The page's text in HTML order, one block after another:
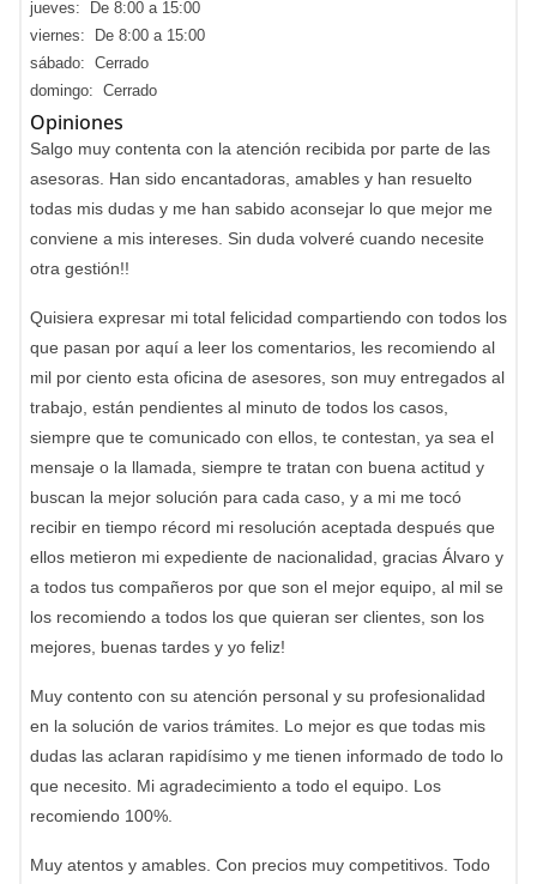
jueves: De 8:00 a 15:00
viernes: De 8:00 a 15:00
sábado: Cerrado
domingo: Cerrado
Opiniones
Salgo muy contenta con la atención recibida por parte de las
asesoras. Han sido encantadoras, amables y han resuelto
todas mis dudas y me han sabido aconsejar lo que mejor me
conviene a mis intereses. Sin duda volveré cuando necesite
otra gestión!!
Quisiera expresar mi total felicidad compartiendo con todos los
que pasan por aquí a leer los comentarios, les recomiendo al
mil por ciento esta oficina de asesores, son muy entregados al
trabajo, están pendientes al minuto de todos los casos,
siempre que te comunicado con ellos, te contestan, ya sea el
mensaje o la llamada, siempre te tratan con buena actitud y
buscan la mejor solución para cada caso, y a mi me tocó
recibir en tiempo récord mi resolución aceptada después que
ellos metieron mi expediente de nacionalidad, gracias Álvaro y
a todos tus compañeros por que son el mejor equipo, al mil se
los recomiendo a todos los que quieran ser clientes, son los
mejores, buenas tardes y yo feliz!
Muy contento con su atención personal y su profesionalidad
en la solución de varios trámites. Lo mejor es que todas mis
dudas las aclaran rapidísimo y me tienen informado de todo lo
que necesito. Mi agradecimiento a todo el equipo. Los
recomiendo 100%.
Muy atentos y amables. Con precios muy competitivos. Todo